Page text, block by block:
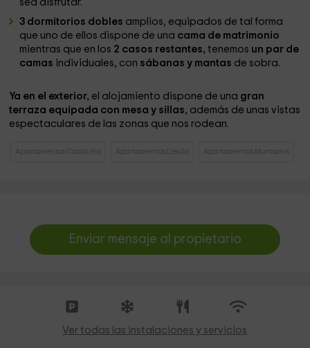
sea disfrutar.
3 dormitorios dobles amplios, equipados de tal forma
que uno de ellos dispone de una cama de matrimonio
mientras que en los 2 casos restantes, tenemos un par de
camas individuales, con sábanas y mantas de sobra.
Ya en el exterior, el alojamiento dispone de una gran
terraza equipada con mesa y sillas, además de unas vistas
espectaculares de las zonas que nos rodean.
Apartamentos Cataluña Apartamentos Lleida Apartamentos Montsonis
Enviar mensaje al propietario
Ver todas las instalaciones y servicios